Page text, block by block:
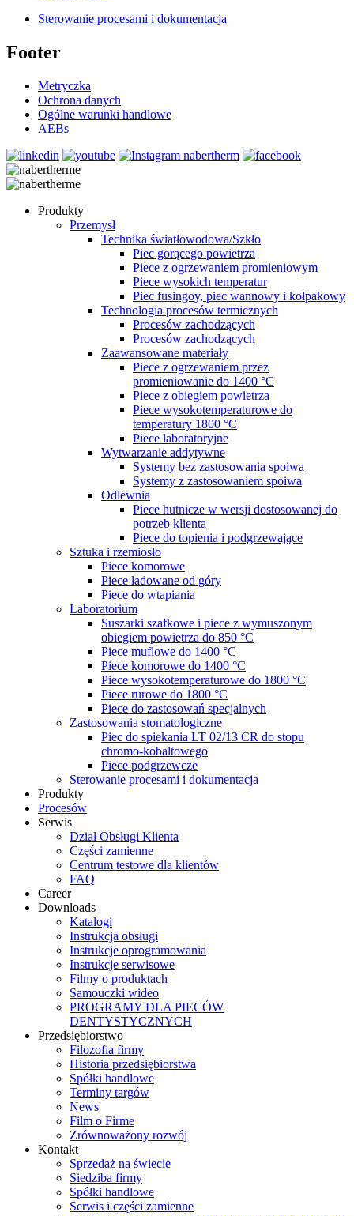
Sterowanie procesami i dokumentacja
Footer
Metryczka
Ochrona danych
Ogólne warunki handlowe
AEBs
Produkty
Przemysł
Technika światłowodowa/Szkło
Piec gorącego powietrza
Piece z ogrzewaniem promieniowym
Piece wysokich temperatur
Piec fusingoy, piec wannowy i kołpakowy
Technologia procesów termicznych
Procesów zachodzących
Procesów zachodzących
Zaawansowane materiały
Piece z ogrzewaniem przez
promieniowanie do 1400 °C
Piece z obiegiem powietrza
Piece wysokotemperaturowe do
temperatury 1800 °C
Piece laboratoryjne
Wytwarzanie addytywne
Systemy bez zastosowania spoiwa
Systemy z zastosowaniem spoiwa
Odlewnia
Piece hutnicze w wersji dostosowanej do
potrzeb klienta
Piece do topienia i podgrzewające
Sztuka i rzemiosło
Piece komorowe
Piece ładowane od góry
Piece do wtapiania
Laboratorium
Suszarki szafkowe i piece z wymuszonym
obiegiem powietrza do 850 °C
Piece muflowe do 1400 °C
Piece komorowe do 1400 °C
Piece wysokotemperaturowe do 1800 °C
Piece rurowe do 1800 °C
Piece do zastosowań specjalnych
Zastosowania stomatologiczne
Piec do spiekania LT 02/13 CR do stopu
chromo-kobaltowego
Piece podgrzewcze
Sterowanie procesami i dokumentacja
Produkty
Procesów
Serwis
Dział Obsługi Klienta
Części zamienne
Centrum testowe dla klientów
FAQ
Career
Downloads
Katalogi
Instrukcja obsługi
Instrukcje oprogramowania
Instrukcje serwisowe
Filmy o produktach
Samouczki wideo
PROGRAMY DLA PIECÓW
DENTYSTYCZNYCH
Przedsiębiorstwo
Filozofia firmy
Historia przedsiębiorstwa
Spółki handlowe
Terminy targów
News
Film o Firme
Zrównoważony rozwój
Kontakt
Sprzedaż na świecie
Siedziba firmy
Spółki handlowe
Serwis i części zamienne